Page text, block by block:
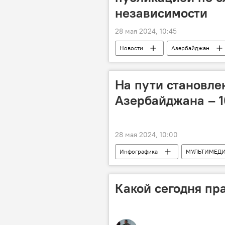
независимости
28 мая 2024, 10:45
Новости Азербайджан
Общество
Праздник
На пути
Азербайджана –
28 мая 2024, 10:00
Инфографика
День независимости
Какой сегодня